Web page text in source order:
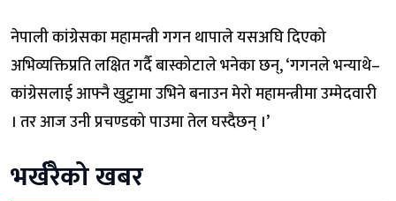
नेपाली कांग्रेसका महामन्त्री गगन थापाले यसअघि दिएको
अभिव्यक्तिप्रति लक्षित गर्दै बास्कोटाले भनेका छन्, ‘गगनले भन्याथे–
कांग्रेसलाई आफ्नै खुट्टामा उभिने बनाउन मेरो महामन्त्रीमा उम्मेदवारी
। तर आज उनी प्रचण्डको पाउमा तेल घस्दैछन् ।’
भर्खरैको खबर